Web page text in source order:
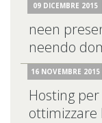
09 DICEMBRE 2015
neen
neendo
16 NOVEMBRE 2015
Hosting